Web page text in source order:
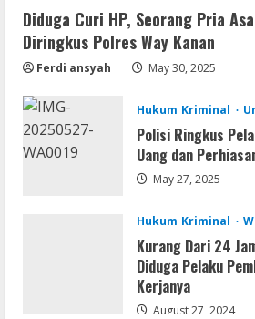
Resettools
GraphPad Prism
Cracked x86-x64
Remux
August 7, 2026
Lan
Dune: Awakening
Direct Link 2026
Diduga Curi HP, Seorang Pria
Diringkus Polres Way Kanan
Ferdi ansyah May 30, 2025
Hukum Kriminal
Polisi Ringkus
Uang dan
May 27, 2025
Hukum Kriminal
Kurang Dari 24
Diduga Pelaku
Kerjanya
August 27, 2024